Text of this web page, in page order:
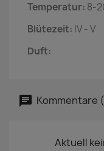
Temperatur: 8-
Blütezeit: IV - V
Duft:
Kommentare
Aktuell